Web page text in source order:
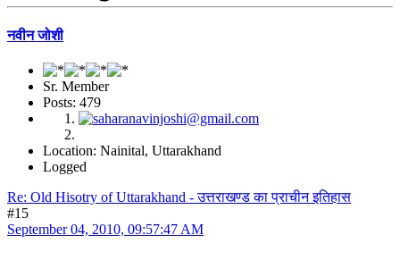
नवीन जोशी
Sr. Member
Posts: 479
Location: Nainital, Uttarakhand
Logged
Re: Old Hisotry of Uttarakhand - उत्तराखण्ड का प्राचीन इतिहास
#15
September 04, 2010, 09:57:47 AM